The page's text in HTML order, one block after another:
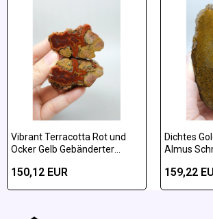
Vibrant Terracotta Rot und
Ocker Gelb Gebänderter
150,12 EUR
Dichtes
Almus
159,22